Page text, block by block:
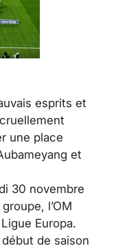
esprits et
une place
et
30 novembre
l’OM
Europa.
de saison